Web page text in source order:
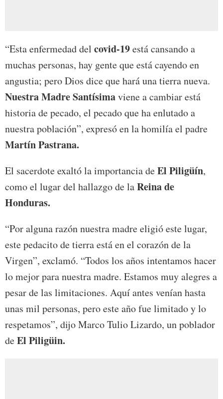
“Esta enfermedad del covid-19está cansando a
muchas personas, hay gente que está cayendo en
angustia; pero Dios dice que hará una tierra nueva.
Nuestra Madre Santísimaviene a cambiar está
historia de pecado, el pecado que ha enlutado a
nuestra población”, expresó en la homilía el padre
Martín Pastrana.
El sacerdote exaltó la importancia deEl Piligüín,
como el lugar del hallazgo de laReina de
Honduras.
“Por alguna razón nuestra madre eligió este lugar,
este pedacito de tierra está en el corazón de la
Virgen”, exclamó. “Todos los años intentamos hacer
lo mejor para nuestra madre. Estamos muy alegres a
pesar de las limitaciones. Aquí antes venían hasta
unas mil personas, pero este año fue limitado y lo
respetamos”, dijo Marco Tulio Lizardo, un poblador
deEl Piligüin.